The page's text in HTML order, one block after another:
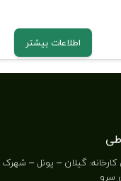
اطلاعات بیشتر
گیلان – پونل –
سرو